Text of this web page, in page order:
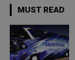
MUST READ